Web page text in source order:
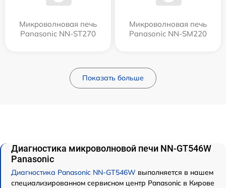
Микроволновая печь
Panasonic NN-ST270
Микроволновая печь
Panasonic NN-SM220
Показать больше
Диагностика микроволновой печи NN-GT546W
Panasonic
Диагностика Panasonic NN-GT546W выполняется в нашем
специализированном сервисном центр Panasonic в Кирове